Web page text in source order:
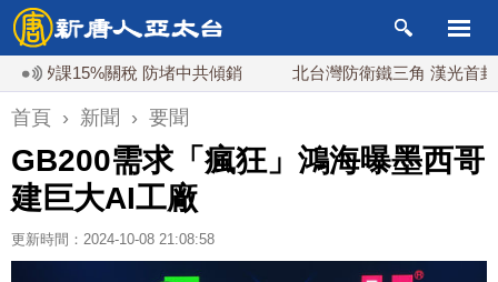
15%關稅 防堵中共傾銷 北台灣防衛鐵三角 漢光首封淡江
首頁 › 新聞 › 要聞
GB200需求「瘋狂」鴻海曝墨西哥
建巨大AI工廠
更新時間：2024-10-08 21:08:58